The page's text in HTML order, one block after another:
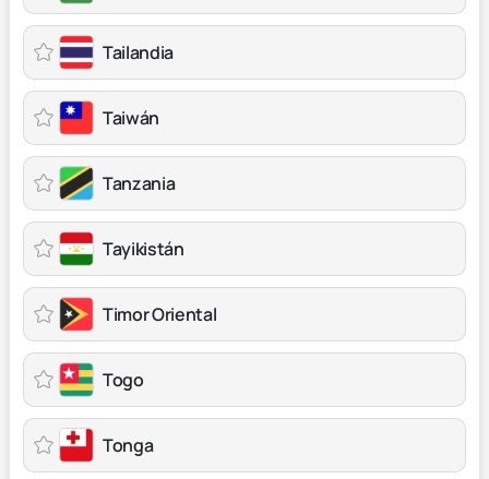
Tailandia
Taiwán
Tanzania
Tayikistán
Timor Oriental
Togo
Tonga